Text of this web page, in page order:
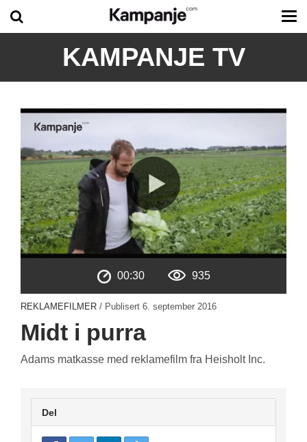
KAMPANJE TV
00:30 935
REKLAMEFILMER / Publisert 6. september 2016
Midt i purra
Adams matkasse med reklamefilm fra Heisholt Inc.
Del